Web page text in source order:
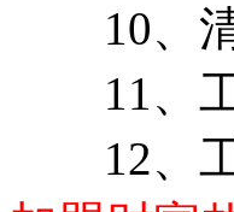
10、清
11、工
12、工